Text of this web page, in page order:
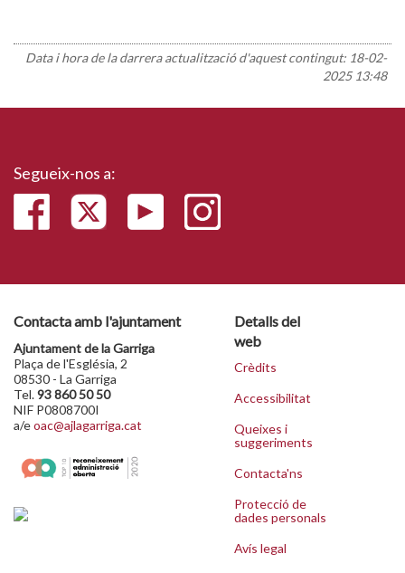
Data i hora de la darrera actualització d'aquest contingut: 18-02-
2025 13:48
Segueix-nos a:
Contacta amb l'ajuntament
Ajuntament de la Garriga
Plaça de l'Església, 2
08530 - La Garriga
Tel.93 860 50 50
NIF P0808700I
a/eoac@ajlagarriga.cat
Detalls del
web
Crèdits
Accessibilitat
Queixes i
suggeriments
Contacta'ns
Protecció de
dades personals
Avís legal